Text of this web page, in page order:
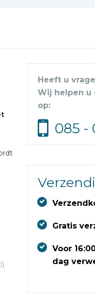
Heeft u
Wij helpen u
op:
085 -
Gratis
Voor
dag